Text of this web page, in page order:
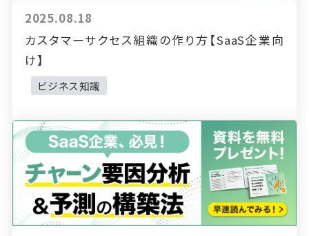
2025.08.18
カスタマーサクセス組織の作り方【SaaS企業向
け】
ビジネス知識